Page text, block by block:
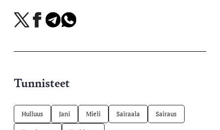
Jaa
X-
Jaa
Facebookissa
Jaa
Telegramissa
Jaa
WhatsAppissa
Tunnisteet
Hulluus Jani Mieli Sairaala Sairaus